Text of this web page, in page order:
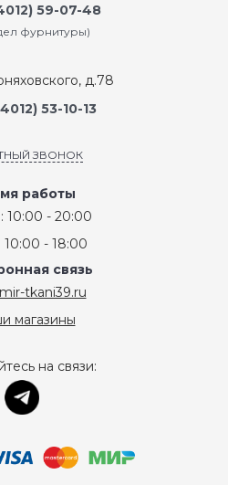
59-07-48
фурнитуры)
д.78
53-10-13
ЗВОНОК
работы
10:00 - 20:00
- 18:00
связь
tkani39.ru
магазины
на связи: